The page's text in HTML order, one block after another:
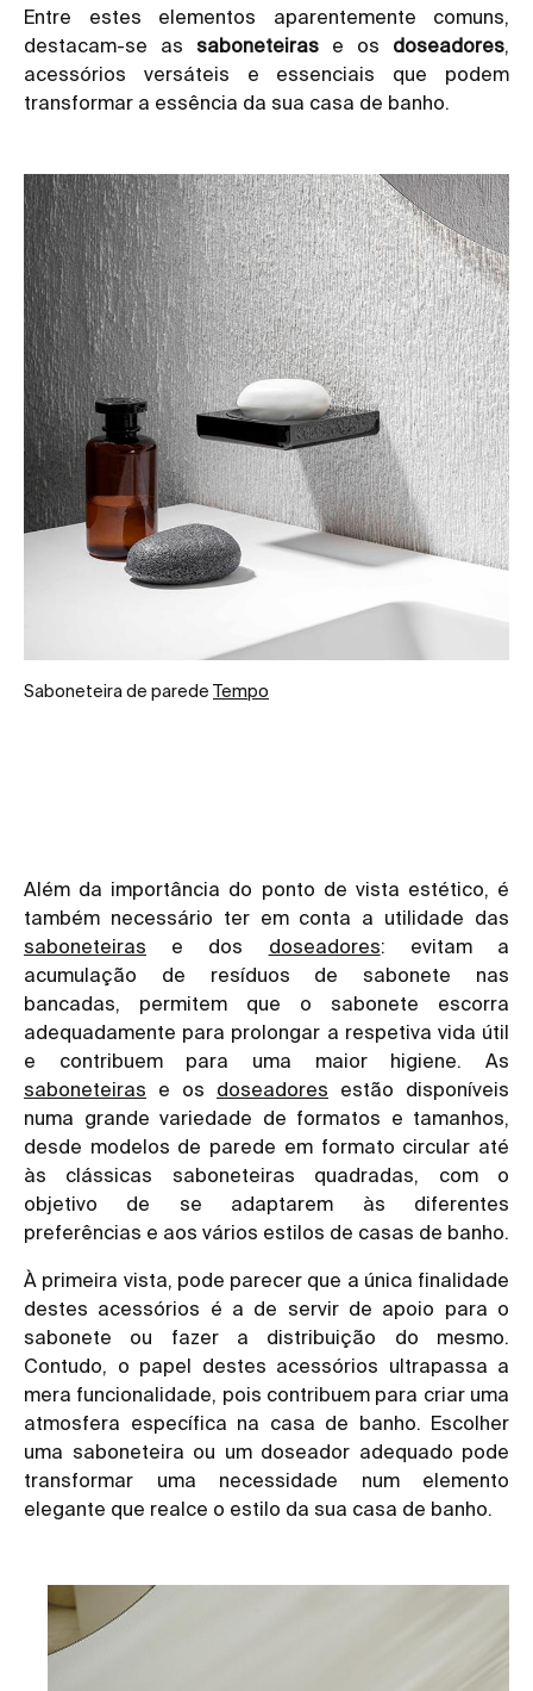
Entre estes elementos aparentemente comuns,
destacam-se as saboneteiras e os doseadores
acessórios versáteis e essenciais que podem
transformar a essência da sua casa de banho.
Além da importância do ponto de vista estético, é
também necessário ter em conta a utilidade das
saboneteiras e dos doseadores: evitam a
acumulação de resíduos de sabonete nas
bancadas, permitem que o sabonete escorra
adequadamente para prolongar a respetiva vida útil
e contribuem para uma maior higiene. As
saboneteiras e os doseadores estão disponíveis
numa grande variedade de formatos e tamanhos,
desde modelos de parede em formato circular até
às clássicas saboneteiras quadradas, com o
objetivo de se adaptarem às diferentes
preferências e aos vários estilos de casas de banho.
À primeira vista, pode parecer que a única finalidade
destes acessórios é a de servir de apoio para o
sabonete ou fazer a distribuição do mesmo.
Contudo, o papel destes acessórios ultrapassa a
mera funcionalidade, pois contribuem para criar uma
atmosfera específica na casa de banho. Escolher
uma saboneteira ou um doseador adequado pode
transformar uma necessidade num elemento
elegante que realce o estilo da sua casa de banho.
Saboneteira de parede Tempo